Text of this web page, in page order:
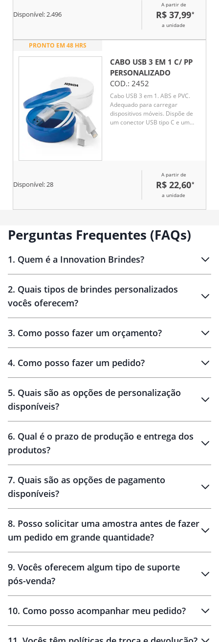
Disponível:2.496
A partir de
R$ 37,99*
a unidade
PRONTO EM 48 HRS
CABO USB 3 EM 1 C/ PP
PERSONALIZADO
COD.: 2452
Cabo USB 3 em 1. ABS e PVC.
Adequado para carregar
dispositivos móveis. Dispõe de
um conector USB tipo C e um
Disponível:28
A partir de
R$ 22,60*
a unidade
Perguntas Frequentes (FAQs)
1. Quem é a Innovation Brindes?
Brindes personalizados
2. Quais tipos de brindes personalizados
vocês oferecem?
personalizados
3. Como posso fazer um orçamento?
brinde
personalização
4. Como posso fazer um pedido?
amostra virtual
5. Quais são as opções de personalização
disponíveis?
6. Qual é o prazo de produção e entrega dos
produtos?
10 dias
brinde
48 horas
7. Quais são as opções de pagamento
disponíveis?
8. Posso solicitar uma amostra antes de fazer
um pedido em grande quantidade?
amostras
9. Vocês oferecem algum tipo de suporte
pós-venda?
10. Como posso acompanhar meu pedido?